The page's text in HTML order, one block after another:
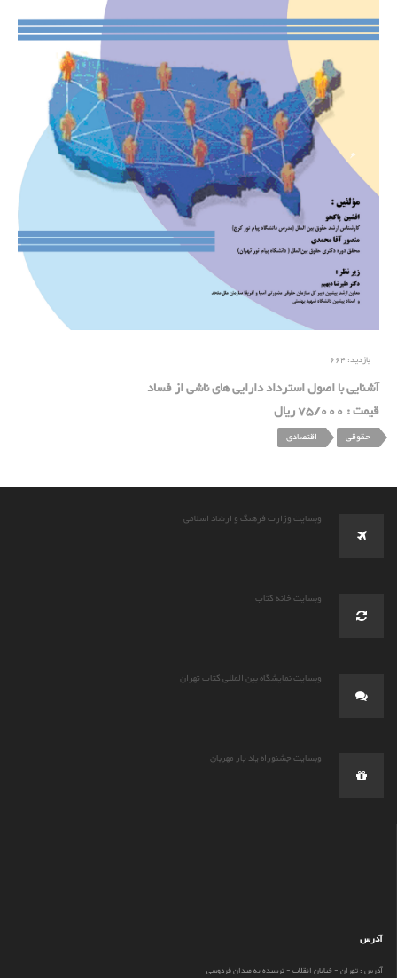
بازدید: 664
آشنایی با اصول استرداد دارایی های ناشی از فساد
قیمت : 75/000 ریال
حقوقی اقتصادی
وبسایت وزارت فرهنگ و ارشاد اسلامی
وبسایت خانه کتاب
وبسایت نمایشگاه بین المللی کتاب تهران
وبسایت جشنوراه یاد یار مهربان
آدرس
آدرس : تهران - خیابان انقلاب - نرسیده به میدان فردوسی